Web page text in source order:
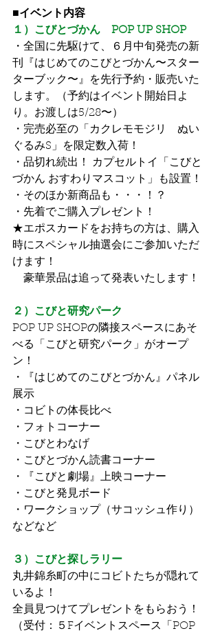
■イベント内容
１）こびとづかん　POP UP SHOP
・全国に先駆けて、６月中旬発売の新
刊『はじめてのこびとづかん〜スター
ターブック〜』を先行予約・販売いた
します。（予約はイベント開始日よ
り。お渡しは5/28〜）
・完売必至の「カクレモモジリ　ぬい
ぐるみS」を限定数入荷！
・品切れ続出！ カプセルトイ「こびと
づかん おすわりマスコット」も設置！
・そのほか新商品も・・・！？
・先着でご購入プレゼント！
★エポスカードをお持ちの方は、購入
時にスペシャル抽選会にご参加いただ
けます！
豪華景品は追って発表いたします！
２）こびと研究パーク
POP UP SHOPの隣接スペースにあそ
べる「こびと研究パーク」がオープ
ン！
・『はじめてのこびとづかん』パネル
展示
・コビトの体長比べ
・フォトコーナー
・こびとわなげ
・こびとづかん読書コーナー
・『こびと劇場』上映コーナー
・こびと発見ボード
・ワークショップ（サコッシュ作り）
などなど
３）こびと探しラリー
丸井錦糸町の中にコビトたちが隠れて
いるよ！
全員見つけてプレゼントをもらおう！
（受付：５Fイベントスペース「POP